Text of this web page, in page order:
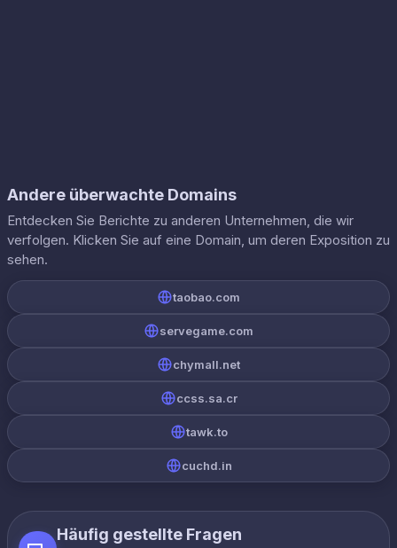
Andere überwachte Domains
Entdecken Sie Berichte zu anderen Unternehmen, die wir
verfolgen. Klicken Sie auf eine Domain, um deren Exposition zu
sehen.
taobao.com
servegame.com
chymall.net
ccss.sa.cr
tawk.to
cuchd.in
Häufig gestellte Fragen